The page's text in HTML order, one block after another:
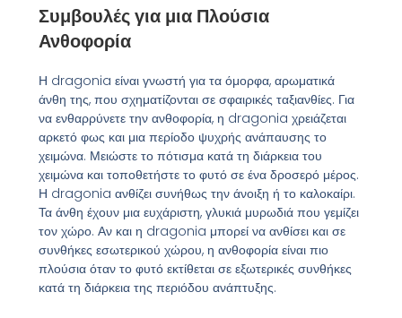
Συμβουλές για μια Πλούσια
Ανθοφορία
Η dragonia είναι γνωστή για τα όμορφα, αρωματικά
άνθη της, που σχηματίζονται σε σφαιρικές ταξιανθίες. Για
να ενθαρρύνετε την ανθοφορία, η dragonia χρειάζεται
αρκετό φως και μια περίοδο ψυχρής ανάπαυσης το
χειμώνα. Μειώστε το πότισμα κατά τη διάρκεια του
χειμώνα και τοποθετήστε το φυτό σε ένα δροσερό μέρος.
Η dragonia ανθίζει συνήθως την άνοιξη ή το καλοκαίρι.
Τα άνθη έχουν μια ευχάριστη, γλυκιά μυρωδιά που γεμίζει
τον χώρο. Αν και η dragonia μπορεί να ανθίσει και σε
συνθήκες εσωτερικού χώρου, η ανθοφορία είναι πιο
πλούσια όταν το φυτό εκτίθεται σε εξωτερικές συνθήκες
κατά τη διάρκεια της περιόδου ανάπτυξης.